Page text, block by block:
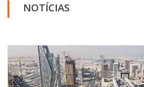
NOTÍCIAS